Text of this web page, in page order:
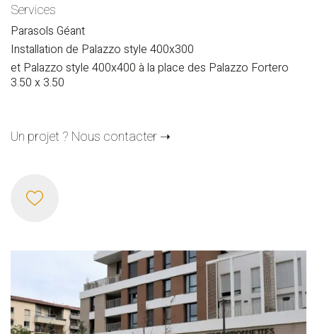
Services
Parasols Géant
Installation de Palazzo style 400x300
et Palazzo style 400x400 à la place des Palazzo Fortero
3.50 x 3.50
Un projet ? Nous contacter